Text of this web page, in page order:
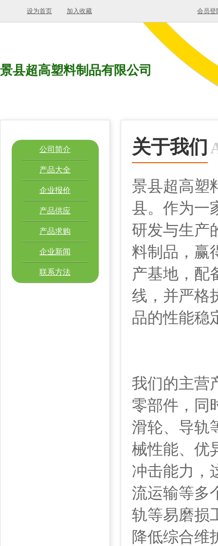
设为首页 加入收藏 会员登
景县超高塑料制品有限公司
公司简介
产品大全
企业报价
产品供应
产品求购
企业新闻
联系方法
关于我们
景县超高塑
县。作为一
研发与生产
料制品，赢
产基地，配
线，并严格
品的性能稳
我们的主营
零部件，同
滑轮、导轨
械性能、优
冲击能力，
流运输等多
轨等易磨损
降低综合维